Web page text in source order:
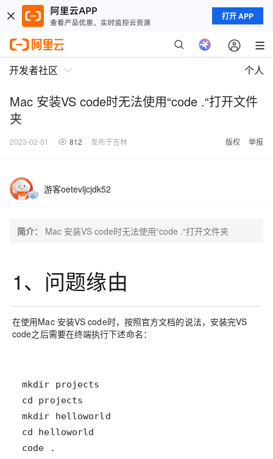
打开 APP
开发者社区 个人
Mac 安装VS code时无法使用“code .“打开文件
夹
2023-02-01 812 发布于吉林 版权 举报
游客oetevljcjdk52
简介： Mac 安装VS code时无法使用“code .“打开文件夹
1、问题缘由
在使用Mac 安装VS code时，按照官方文档的说法，安装完VS
code之后需要在终端执行下述命名：
code .